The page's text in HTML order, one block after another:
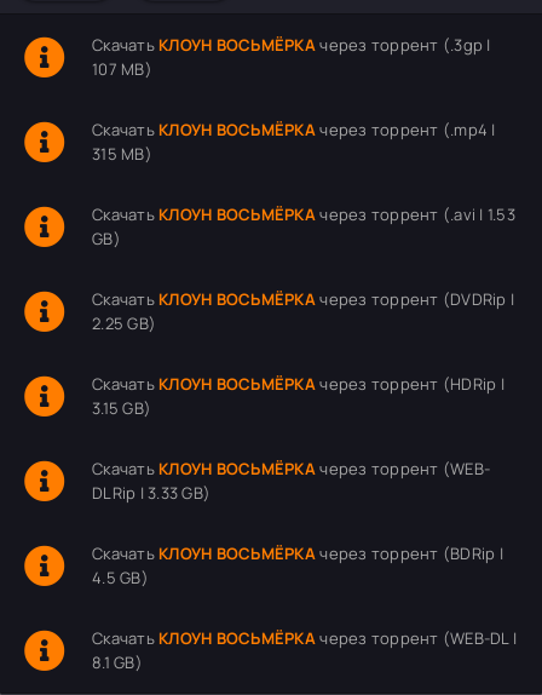
Скачать КЛОУН ВОСЬМЁРКАчерез торрент (.3gp |
107 MB)
Скачать КЛОУН ВОСЬМЁРКАчерез торрент (.mp4 |
315 MB)
Скачать КЛОУН ВОСЬМЁРКАчерез торрент (.avi | 1.53
GB)
Скачать КЛОУН ВОСЬМЁРКАчерез торрент (DVDRip |
2.25 GB)
Скачать КЛОУН ВОСЬМЁРКАчерез торрент (HDRip |
3.15 GB)
Скачать КЛОУН ВОСЬМЁРКАчерез торрент (WEB-
DLRip | 3.33 GB)
Скачать КЛОУН ВОСЬМЁРКАчерез торрент (BDRip |
4.5 GB)
Скачать КЛОУН ВОСЬМЁРКАчерез торрент (WEB-DL |
8.1 GB)